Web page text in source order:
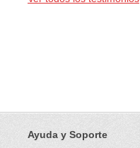
Ayuda y Soporte